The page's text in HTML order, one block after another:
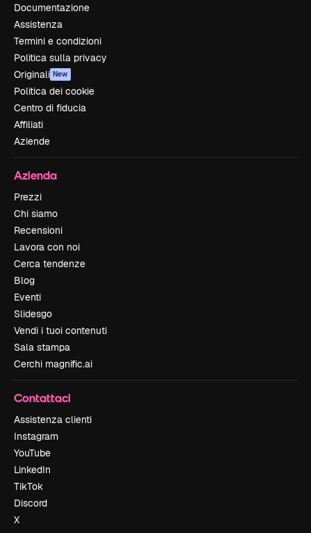
Documentazione
Assistenza
Termini e condizioni
Politica sulla privacy
Originali New
Politica dei cookie
Centro di fiducia
Affiliati
Aziende
Azienda
Prezzi
Chi siamo
Recensioni
Lavora con noi
Cerca tendenze
Blog
Eventi
Slidesgo
Vendi i tuoi contenuti
Sala stampa
Cerchi magnific.ai
Contattaci
Assistenza clienti
Instagram
YouTube
LinkedIn
TikTok
Discord
X